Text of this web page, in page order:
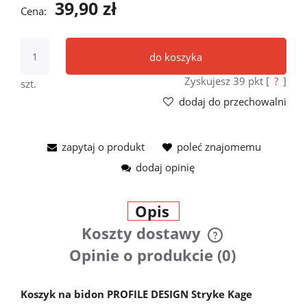
Cena: 39,90 zł
szt.
do koszyka
Zyskujesz 39 pkt [ ? ]
dodaj do przechowalni
zapytaj o produkt
poleć znajomemu
dodaj opinię
Opis
Koszty dostawy
Cena nie zawiera ewentualnych
kosztów płatności
Opinie o produkcie (0)
Koszyk na bidon PROFILE DESIGN Stryke Kage